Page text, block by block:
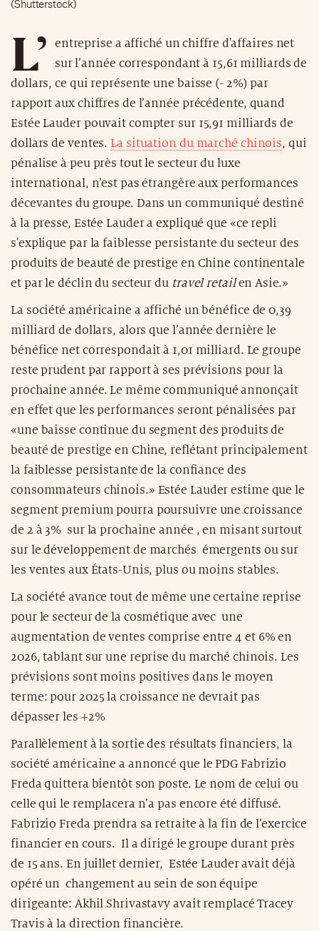
(Shutterstock)
L’
entreprise a affiché un chiffre d'affaires net
sur l’année correspondant à 15,61 milliards de
dollars, ce qui représente une baisse (- 2%) par
rapport aux chiffres de l’année précédente, quand
Estée Lauder pouvait compter sur 15,91 milliards de
dollars de ventes. La situation du marché chinois, qui
pénalise à peu près tout le secteur du luxe
international, n’est pas étrangère aux performances
décevantes du groupe. Dans un communiqué destiné
à la presse, Estée Lauder a expliqué que «ce repli
s'explique par la faiblesse persistante du secteur des
produits de beauté de prestige en Chine continentale
et par le déclin du secteur du travel retailen Asie.»
La société américaine a affiché un bénéfice de 0,39
milliard de dollars, alors que l’année dernière le
bénéfice net correspondait à 1,01 milliard. Le groupe
reste prudent par rapport à ses prévisions pour la
prochaine année. Le même communiqué annonçait
en effet que les performances seront pénalisées par
«une baisse continue du segment des produits de
beauté de prestige en Chine, reflétant principalement
la faiblesse persistante de la confiance des
consommateurs chinois.» Estée Lauder estime que le
segment premium pourra poursuivre une croissance
de 2 à 3% sur la prochaine année , en misant surtout
sur le développement de marchés émergents ou sur
les ventes aux États-Unis, plus ou moins stables.
La société avance tout de même une certaine reprise
pour le secteur de la cosmétique avec une
augmentation de ventes comprise entre 4 et 6% en
2026, tablant sur une reprise du marché chinois. Les
prévisions sont moins positives dans le moyen
terme: pour 2025 la croissance ne devrait pas
dépasser les +2%
Parallèlement à la sortie des résultats financiers, la
société américaine a annoncé que le PDG Fabrizio
Freda quittera bientôt son poste. Le nom de celui ou
celle qui le remplacera n’a pas encore été diffusé.
Fabrizio Freda prendra sa retraite à la fin de l’exercice
financier en cours. Il a dirigé le groupe durant près
de 15 ans. En juillet dernier, Estée Lauder avait déjà
opéré un changement au sein de son équipe
dirigeante: Akhil Shrivastavy avait remplacé Tracey
Travis à la direction financière.